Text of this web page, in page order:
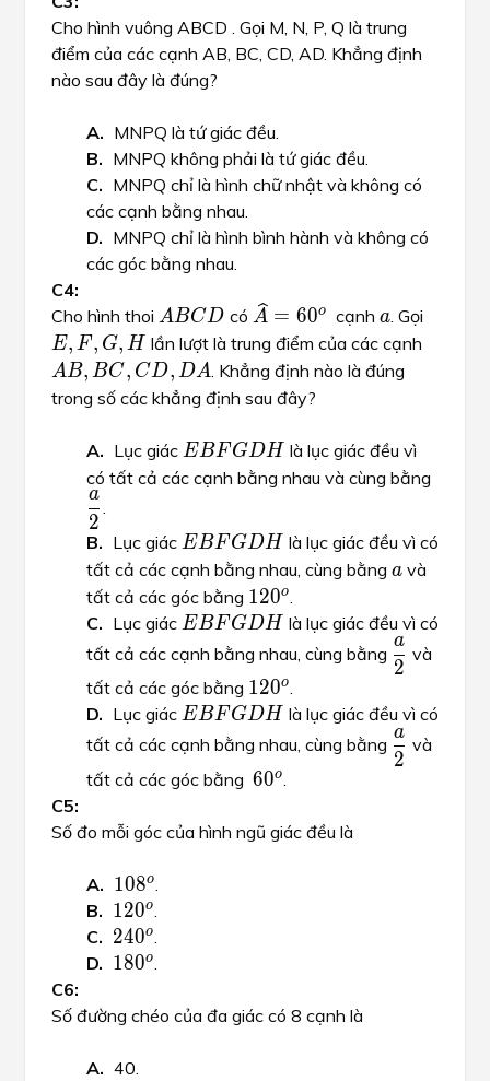
Cho hình vuông ABCD . Gọi M, N, P, Q là trung
điểm của các cạnh AB, BC, CD, AD. Khẳng định
nào sau đây là đúng?
MNPQ là tứ giác đều.
MNPQ không phải là tứ giác đều.
MNPQ chỉ là hình chữ nhật và không có
các cạnh bằng nhau.
MNPQ chỉ là hình bình hành và không có
các góc bằng nhau.
Cho hình thoi A BCD
ABCD
ABCD có ˆ
A = 60o
\widehat{A}=60^o
A = 60o cạnh a
a. Gọi
E, F , G, H lần lượt là trung điểm của các cạnh
AB, BC, CD, DA. Khẳng định nào là đúng
trong số các khẳng định sau đây?
Lục giác EBFGDH
EBFGDH
EBF GDH là lục giác đều vì
có tất cả các cạnh bằng nhau và cùng bằng
2
a
.
Lục giác EBFGDH
EBFGDH
EBF GDH là lục giác đều vì có
tất cả các cạnh bằng nhau, cùng bằng a
a và
tất cả các góc bằng 120o
120^o
120o
Lục giác EBFGDH
EBFGDH
EBF GDH là lục giác đều vì có
tất cả các cạnh bằng nhau, cùng bằng
a
2
2
a
và
tất cả các góc bằng 120o
120^o
120o.
Lục giác EBFGDH
EBFGDH
EBF GDH là lục giác đều vì có
tất cả các cạnh bằng nhau, cùng bằng
a
2
2
a
và
tất cả các góc bằng 60o
60^o
60o.​
Số đo mỗi góc của hình ngũ giác đều là
108o
108^o
108o.
120o
120^o
120o.
240o
240^o
240o.
180o
180^o
180o.
Số đường chéo của đa giác có 8 cạnh là
40.